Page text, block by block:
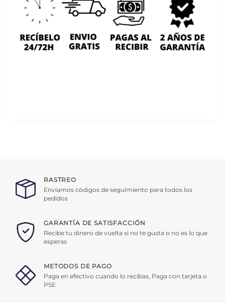
RASTREO
Enviamos códigos de seguimiento para todos los
pedidos
GARANTÍA DE SATISFACCIÓN
Recibe tu dinero de vuelta si no te gusta o no es lo que
esperas
METODOS DE PAGO
Paga en efectivo cuando lo recibas, Paga con tarjeta o
PSE